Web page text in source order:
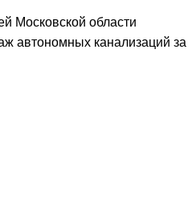
Московской области
автономных канализаций за